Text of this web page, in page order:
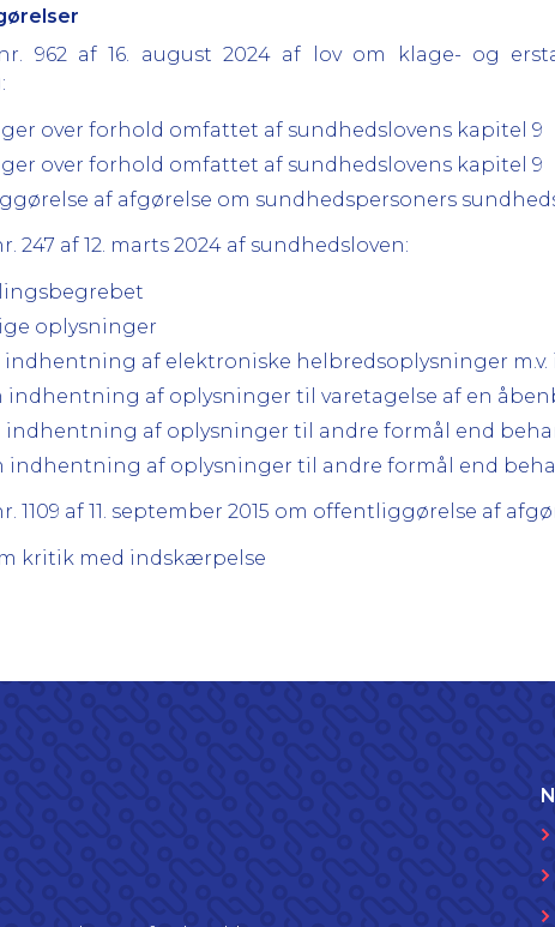
962 af 16. august 2024 af lov om klage- og
over forhold omfattet af sundhedslovens kapitel 9
over forhold omfattet af sundhedslovens kapitel 9
af afgørelse om sundhedspersoners
247 af 12. marts 2024 af sundhedsloven:
oplysninger
indhentning af elektroniske helbredsoplysninger
indhentning af oplysninger til varetagelse af en
indhentning af oplysninger til andre formål end
indhentning af oplysninger til andre formål end
1109 af 11. september 2015 om offentliggørelse af
kritik med indskærpelse